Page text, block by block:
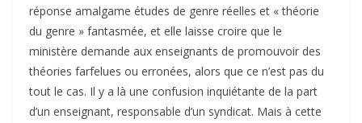
réponse amalgame études de genre réelles et « théorie
du genre » fantasmée, et elle laisse croire que le
ministère demande aux enseignants de promouvoir des
théories farfelues ou erronées, alors que ce n’est pas du
tout le cas. Il y a là une confusion inquiétante de la part
d’un enseignant, responsable d’un syndicat. Mais à cette